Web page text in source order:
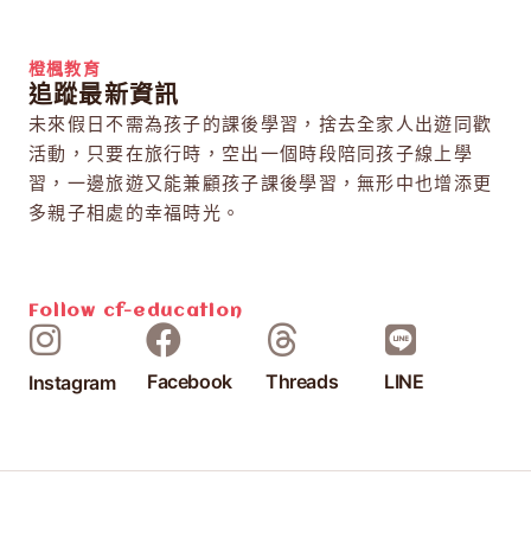
橙楓教育
追蹤最新資訊
未來假日不需為孩子的課後學習，捨去全家人出遊同歡
活動，只要在旅行時，空出一個時段陪同孩子線上學
習，一邊旅遊又能兼顧孩子課後學習，無形中也增添更
多親子相處的幸福時光。
Follow cf-education
Instagram Facebook Threads LINE